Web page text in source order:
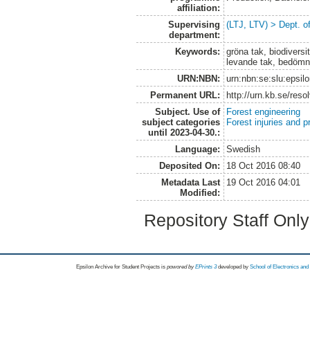
affiliation:
Supervising
department:
(LTJ, LTV) > Dept.
Keywords:
gröna tak,
levande tak,
URN:NBN:
Permanent URL:
http://urn.kb.se/
Subject. Use of
subject categories
until 2023-04-30.:
Forest engineering
Forest injuries and
Language:
Swedish
Deposited On:
18 Oct 2016 08:40
Metadata Last
Modified:
19 Oct 2016 04:01
Repository Staff
Epsilon Archive for Student Projects is powored byEPrints 3 developed by School of Electronics